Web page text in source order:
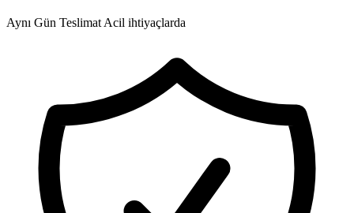
Aynı Gün Teslimat Acil ihtiyaçlarda